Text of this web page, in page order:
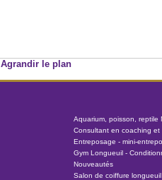
Agrandir le plan
Aquarium, poisson, reptile
Consultant en coaching et
Entreposage - mini-
Gym Longueuil -
Nouveautés
Salon de coiffure longueuil